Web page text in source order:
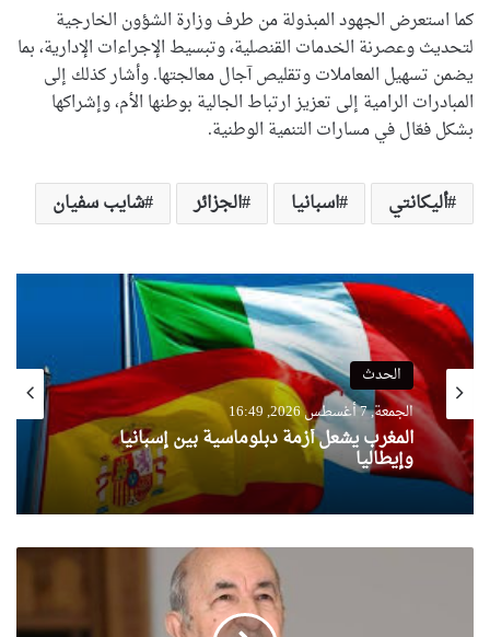
كما استعرض الجهود المبذولة من طرف وزارة الشؤون الخارجية
لتحديث وعصرنة الخدمات القنصلية، وتبسيط الإجراءات الإدارية، بما
يضمن تسهيل المعاملات وتقليص آجال معالجتها. وأشار كذلك إلى
المبادرات الرامية إلى تعزيز ارتباط الجالية بوطنها الأم، وإشراكها
بشكل فعّال في مسارات التنمية الوطنية.
أليكانتي اسبانيا الجزائر شايب سفيان
الحدث
الجمعة, 7 أغسطس 2026, 16:49
المغرب يشعل أزمة دبلوماسية بين إسبانيا
وإيطاليا
كلمة